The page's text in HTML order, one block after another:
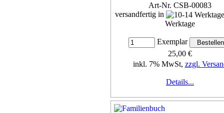
Art-Nr. CSB-00083
versandfertig in
Werktage
Exemplar
25,00 €
inkl. 7% MwSt, zzgl.
Details...